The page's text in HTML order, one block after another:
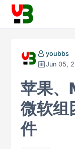
youbbs
Jun 05,
苹果、
微软组
件